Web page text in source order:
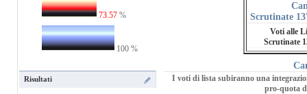
73.57%
100 %
Risultati
Scrutinate
Voti alle
Scrutinate
I voti di lista subiranno una
pro-quota